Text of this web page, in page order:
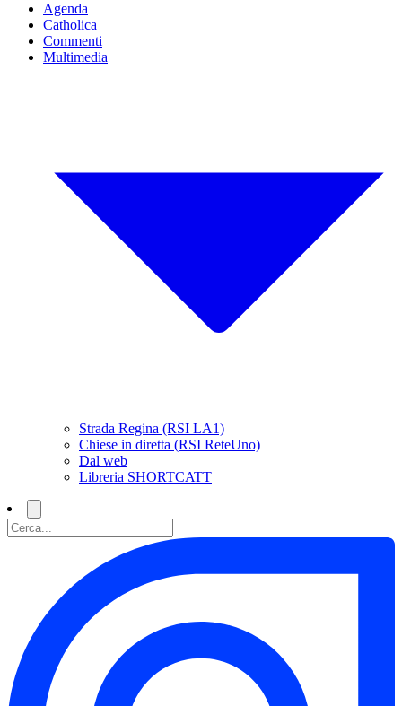
Agenda
Catholica
Commenti
Multimedia
Strada Regina (RSI LA1)
Chiese in diretta (RSI ReteUno)
Dal web
Libreria SHORTCATT